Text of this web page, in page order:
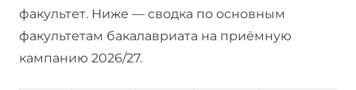
факультет. Ниже — сводка по основным
факультетам бакалавриата на приёмную
кампанию 2026/27.